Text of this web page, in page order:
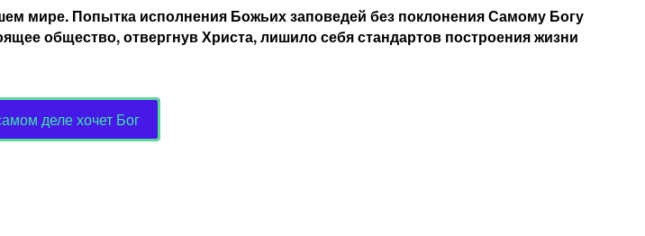
мире. Попытка исполнения Божьих заповедей без поклонения Самому Богу
общество, отвергнув Христа, лишило себя стандартов построения жизни
деле хочет Бог